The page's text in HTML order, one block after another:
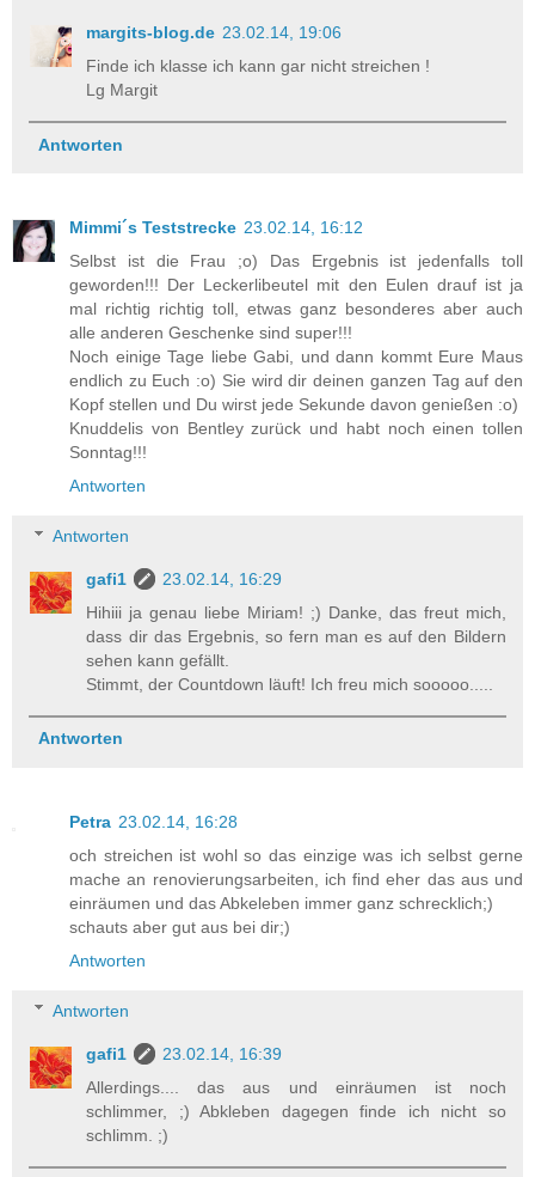
margits-blog.de 23.02.14, 19:06
Finde ich klasse ich kann gar nicht streichen !
Lg Margit
Antworten
Mimmi´s Teststrecke 23.02.14, 16:12
Selbst ist die Frau ;o) Das Ergebnis ist jedenfalls toll
geworden!!! Der Leckerlibeutel mit den Eulen drauf ist ja
mal richtig richtig toll, etwas ganz besonderes aber auch
alle anderen Geschenke sind super!!!
Noch einige Tage liebe Gabi, und dann kommt Eure Maus
endlich zu Euch :o) Sie wird dir deinen ganzen Tag auf den
Kopf stellen und Du wirst jede Sekunde davon genießen :o)
Knuddelis von Bentley zurück und habt noch einen tollen
Sonntag!!!
Antworten
Antworten
gafi1
23.02.14, 16:29
Hihiii ja genau liebe Miriam! ;) Danke, das freut mich,
dass dir das Ergebnis, so fern man es auf den Bildern
sehen kann gefällt.
Stimmt, der Countdown läuft! Ich freu mich sooooo.....
Antworten
Petra 23.02.14, 16:28
och streichen ist wohl so das einzige was ich selbst gerne
mache an renovierungsarbeiten, ich find eher das aus und
einräumen und das Abkeleben immer ganz schrecklich;)
schauts aber gut aus bei dir;)
Antworten
Antworten
gafi1
23.02.14, 16:39
Allerdings.... das aus und einräumen ist noch
schlimmer, ;) Abkleben dagegen finde ich nicht so
schlimm. ;)